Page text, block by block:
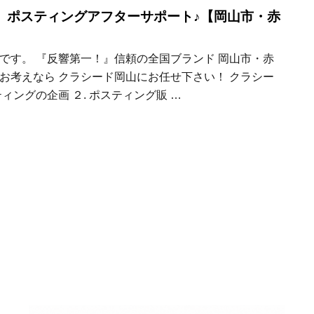
ポスティングアフターサポート♪【岡山市・赤
す。 『反響第一！』信頼の全国ブランド 岡山市・赤
考えなら クラシード岡山にお任せ下さい！ クラシー
ングの企画 ２. ポスティング販 …